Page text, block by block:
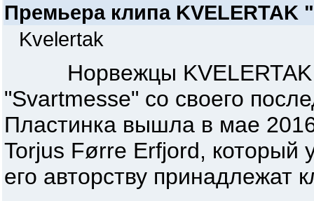
Премьера клипа KVELERTAK
Kvelertak
Норвежцы KVELERTAK
"Svartmesse" со своего
Пластинка вышла в мае
Torjus Førre Erfjord, который
его авторству принадлежат